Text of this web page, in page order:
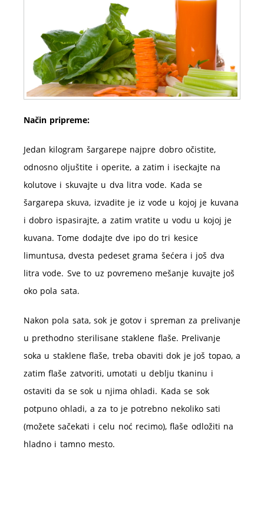
Način pripreme:
Jedan kilogram šargarepe najpre dobro očistite,
odnosno oljuštite i operite, a zatim i iseckajte na
kolutove i skuvajte u dva litra vode. Kada se
šargarepa skuva, izvadite je iz vode u kojoj je kuvana
i dobro ispasirajte, a zatim vratite u vodu u kojoj je
kuvana. Tome dodajte dve ipo do tri kesice
limuntusa, dvesta pedeset grama šećera i još dva
litra vode. Sve to uz povremeno mešanje kuvajte još
oko pola sata.
Nakon pola sata, sok je gotov i spreman za prelivanje
u prethodno sterilisane staklene flaše. Prelivanje
soka u staklene flaše, treba obaviti dok je još topao, a
zatim flaše zatvoriti, umotati u deblju tkaninu i
ostaviti da se sok u njima ohladi. Kada se sok
potpuno ohladi, a za to je potrebno nekoliko sati
(možete sačekati i celu noć recimo), flaše odložiti na
hladno i tamno mesto.